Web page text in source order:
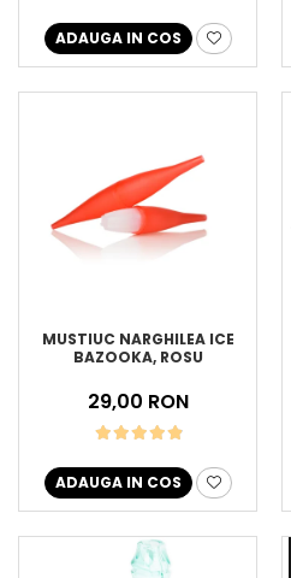
ADAUGA IN COS
MUSTIUC NARGHILEA ICE
BAZOOKA, ROSU
29,00 RON
ADAUGA IN COS